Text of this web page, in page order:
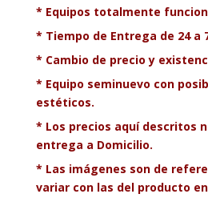
* Equipos totalmente
* Tiempo de Entrega de 24 a
* Cambio de precio y
* Equipo seminuevo con
estéticos.
* Los precios aquí descritos
entrega a Domicilio.
* Las imágenes son de
variar con las del producto